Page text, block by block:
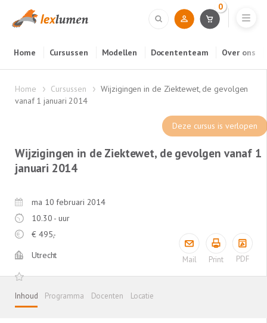
Home Cursussen Modellen Docententeam Over ons
0
Home Cursussen
Wijzigingen in de Ziektewet, de gevolgen
vanaf 1 januari 2014
Deze cursus is verlopen
Wijzigingen in de Ziektewet, de gevolgen vanaf 1
januari 2014
ma 10 februari 2014
10.30 - uur
€ 495,-
Utrecht
Inhoud Programma Docenten Locatie
Mail Print PDF